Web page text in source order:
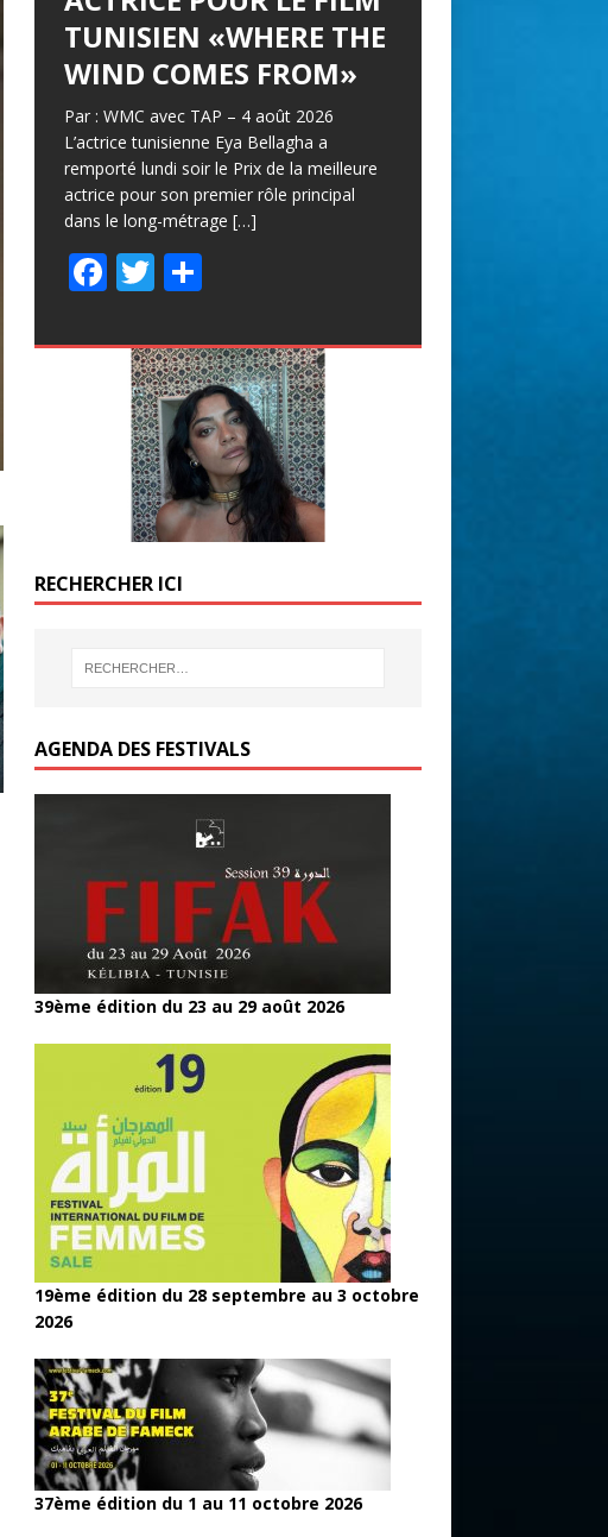
TUNISIEN «WHERE THE
WIND COMES FROM»
Par : WMC avec TAP – 4 août 2026
L’actrice tunisienne Eya Bellagha a
remporté lundi soir le Prix de la meilleure
actrice pour son premier rôle principal
dans le long-métrage […]
F
e
T
itt
er
P
ta
g
er
RECHERCHER ICI
AGENDA DES FESTIVALS
39ème édition du 23 au 29 août 2026
19ème édition du 28 septembre au 3 octobre
2026
37ème édition du 1 au 11 octobre 2026